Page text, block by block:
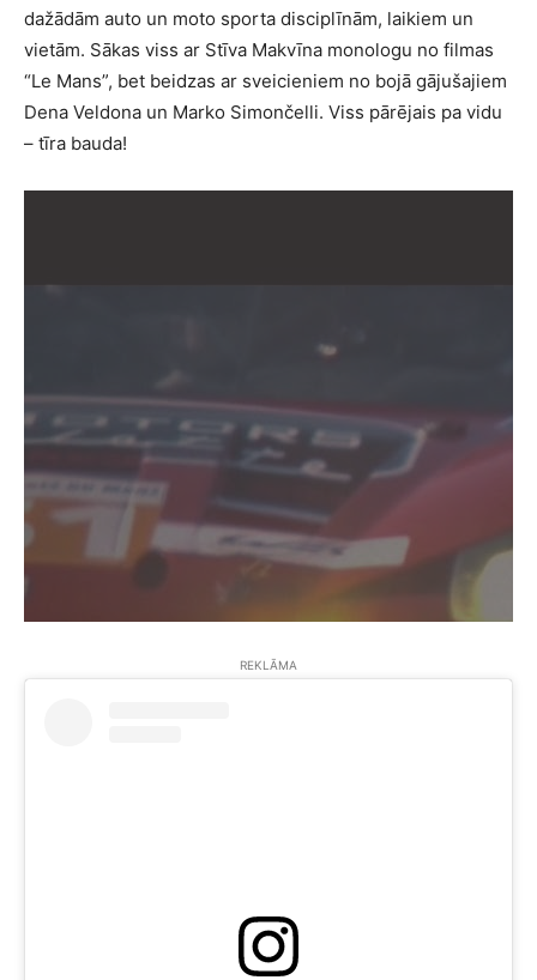
dažādām auto un moto sporta disciplīnām, laikiem un
vietām. Sākas viss ar Stīva Makvīna monologu no filmas
“Le Mans”, bet beidzas ar sveicieniem no bojā gājušajiem
Dena Veldona un Marko Simončelli. Viss pārējais pa vidu
– tīra bauda!
REKLĀMA